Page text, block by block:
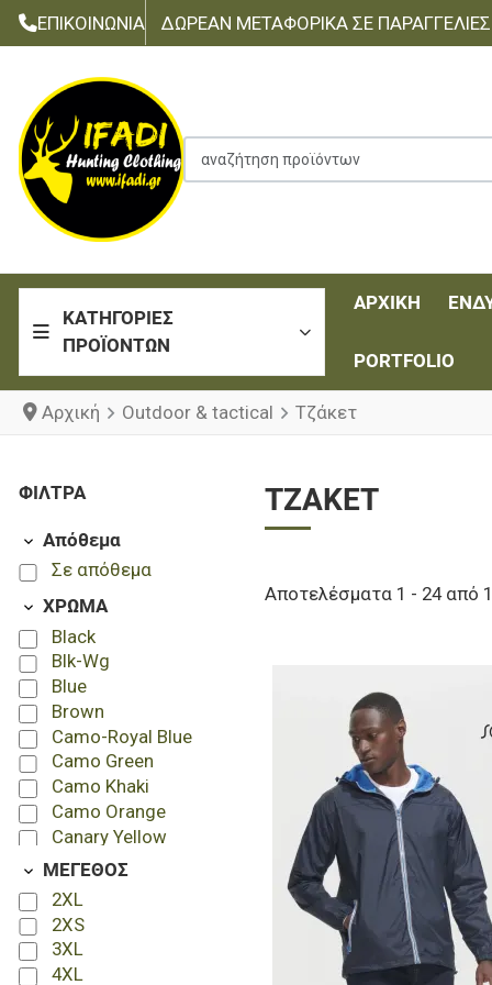
ΕΠΙΚΟΙΝΩΝΊΑ ΔΩΡΕΆΝ ΜΕΤΑΦΟΡΙΚΆ ΣΕ ΠΑΡΑΓΓΕΛΊΕΣ
αναζήτηση προϊόντων
ΚΑΤΗΓΟΡΊΕΣ
ΠΡΟΪΌΝΤΩΝ
ΑΡΧΙΚΉ
PORTFOLIO
Αρχική Outdoor & tactical Τζάκετ
ΦΊΛΤΡΑ
Απόθεμα
Σε απόθεμα
ΧΡΩΜΑ
Black
Blk-Wg
Blue
Brown
Camo-Royal Blue
Camo Green
Camo Khaki
Camo Orange
Canary Yellow
Charcoal Blue
Coyote
Coyote-Mix
Desert Tan
ΜΕΓΕΘΟΣ
2XL
2XS
3XL
4XL
ΤΖΆΚΕΤ
Αποτελέσματα 1 - 24 από